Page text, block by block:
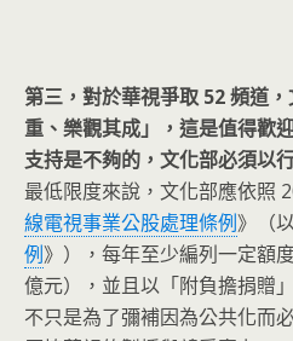
第三，對於華視爭取 52 頻道
重、樂觀其成」，這是值得歡
支持是不夠的，文化部必須以
最低限度來說，文化部應依照
線電視事業公股處理條例》（
例》），每年至少編列一定額
億元），並且以「附負擔捐贈
不只是為了彌補因為公共化而